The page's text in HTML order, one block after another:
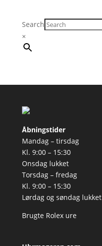
Search
×
Åbningstider
Mandag – tirsdag
Kl. 9:00 – 15:30
Onsdag lukket
Torsdag – fredag
Kl. 9:00 – 15:30
Lørdag og søndag lukket
Brugte Rolex ure